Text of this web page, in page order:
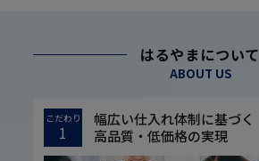
はるやまについて
ABOUT US
こだわり
1
幅広い仕入れ体制に基づく
高品質・低価格の実現